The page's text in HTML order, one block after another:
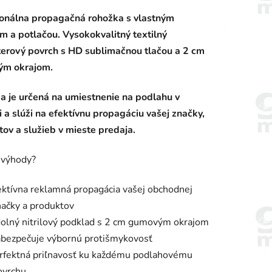
propagačná rohožka s vlastným
a potlačou. Vysokokvalitný textilný
povrch s HD sublimačnou tlačou a 2 cm
okrajom.
je určená na umiestnenie na podlahu v
a slúži na efektívnu propagáciu vašej značky,
a služieb v mieste predaja.
reklamná propagácia vašej obchodnej
a produktov
nitrilový podklad s 2 cm gumovým okrajom
výbornú protišmykovosť
priľnavosť ku každému podlahovému